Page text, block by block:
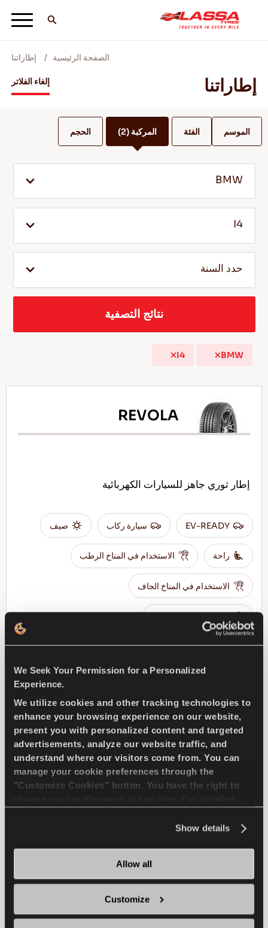
We Seek Your Permission for a Personalized
Experience.
We utilize cookies and other tracking technologies to
enhance your browsing experience on our website,
present you with personalized content and targeted
advertisements, analyze our website traffic, and
understand where our visitors come from. You can
manage your cookie preferences through the
"Customize Cookies" button. You have the right to
Show details
Allow all
Customize
المدونات ومقاطع الفيديو
الخدمة والمساعدة
نصائح للقيادة في الثلج
اقرأ المزيد
الصفحة الرئيسية إطاراتنا
إطاراتنا إلغاء الفلاتر
الموسم الفئة المركبة (2) الحجم
BMW
I4
حدد السنة
نتائج التصفية
BMW
I4
REVOLA
إطار ثوري جاهز للسيارات الكهربائية
EV-READY سيارة ركاب صيف
راحة الاستخدام في المناخ الرطب
الاستخدام في المناخ الجاف
DRIVEWAYS SPORT +
الاستخدام في المناخ الرطب
الاستخدام في المناخ الجاف